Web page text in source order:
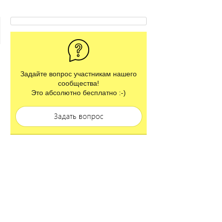
Задайте вопрос участникам нашего
сообщества!
Это абсолютно бесплатно :-)